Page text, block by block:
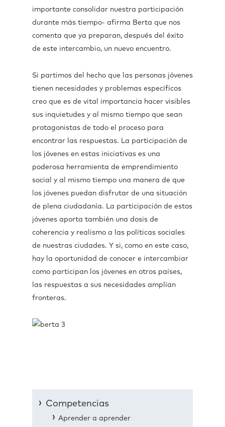
importante consolidar nuestra participación
durante más tiempo- afirma Berta que nos
comenta que ya preparan, después del éxito
de este intercambio, un nuevo encuentro.
Si partimos del hecho que las personas jóvenes
tienen necesidades y problemas específicos
creo que es de vital importancia hacer visibles
sus inquietudes y al mismo tiempo que sean
protagonistas de todo el proceso para
encontrar las respuestas. La participación de
los jóvenes en estas iniciativas es una
poderosa herramienta de emprendimiento
social y al mismo tiempo una manera de que
los jóvenes puedan disfrutar de una situación
de plena ciudadanía. La participación de estos
jóvenes aporta también una dosis de
coherencia y realismo a las políticas sociales
de nuestras ciudades. Y si, como en este caso,
hay la oportunidad de conocer e intercambiar
como participan los jóvenes en otros países,
las respuestas a sus necesidades amplían
fronteras.
Competencias
Aprender a aprender